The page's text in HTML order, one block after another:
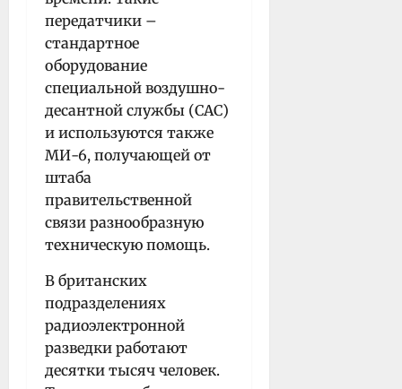
передатчики –
стандартное
оборудование
специальной воздушно-
десантной службы (САС)
и используются также
МИ-6, получающей от
штаба
правительственной
связи разнообразную
техническую помощь.
В британских
подразделениях
радиоэлектронной
разведки работают
десятки тысяч человек.